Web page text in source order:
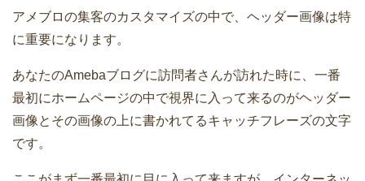
アメブロの集客のカスタマイズの中で、ヘッダー画像は特
に重要になります。
あなたのAmebaブログに訪問者さんが訪れた時に、一番
最初にホームページの中で視界に入って来るのがヘッダー
画像とその画像の上に書かれてるキャッチフレーズの文字
です。